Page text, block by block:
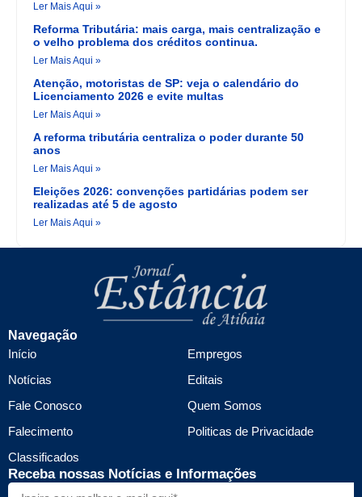
Ler Mais Aqui »
Reforma Tributária: mais carga, mais centralização e
o velho problema dos créditos continua.
Ler Mais Aqui »
Atenção, motoristas de SP: veja o calendário do
Licenciamento 2026 e evite multas
Ler Mais Aqui »
A reforma tributária centraliza o poder durante 50
anos
Ler Mais Aqui »
Eleições 2026: convenções partidárias podem ser
realizadas até 5 de agosto
Ler Mais Aqui »
Navegação
Início
Notícias
Fale Conosco
Falecimento
Classificados
Empregos
Editais
Quem Somos
Politicas de Privacidade
Receba nossas Notícias e Informações